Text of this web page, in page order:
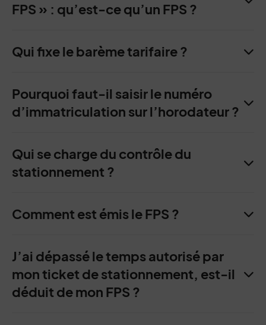
FPS » : qu’est-ce qu’un FPS ?
Qui fixe le barème tarifaire ?
Pourquoi faut-il saisir le numéro
d’immatriculation sur l’horodateur ?
Qui se charge du contrôle du
stationnement ?
Comment est émis le FPS ?
J’ai dépassé le temps autorisé par
mon ticket de stationnement, est-il
déduit de mon FPS ?